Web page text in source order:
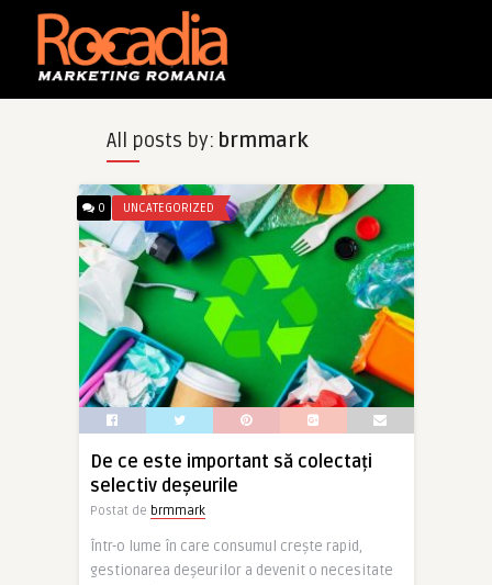
All posts by: brmmark
0 UNCATEGORIZED
De ce este important să colectați
selectiv deșeurile
Postat de brmmark
Într-o lume în care consumul crește rapid,
gestionarea deșeurilor a devenit o necesitate